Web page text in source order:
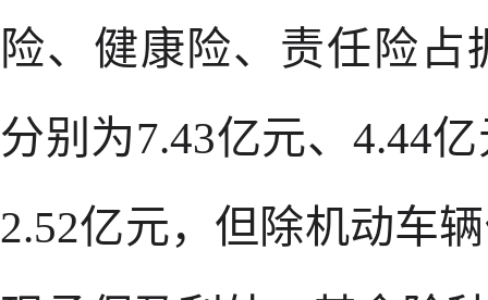
险、健康险、责任险
分别为7.43亿元、4.44
2.52亿元，但除机动车